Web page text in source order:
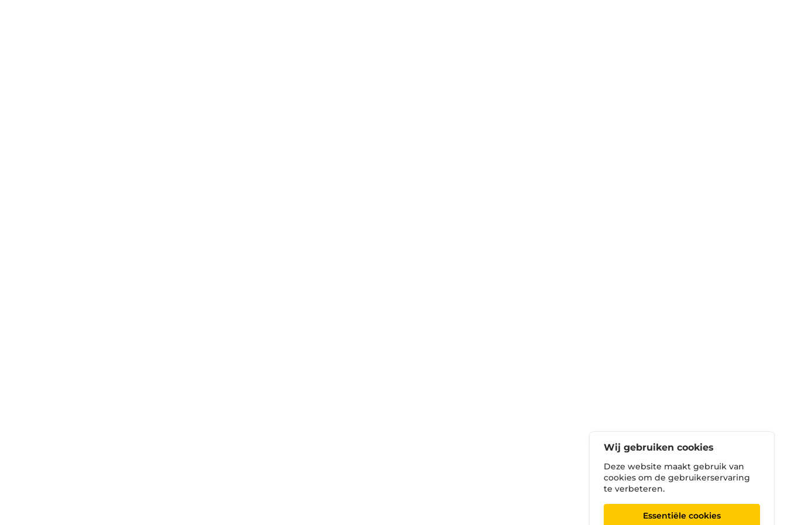
Wij gebruiken cookies
Deze website maakt gebruik van
cookies om de gebruikerservaring
te verbeteren.
Essentiële cookies